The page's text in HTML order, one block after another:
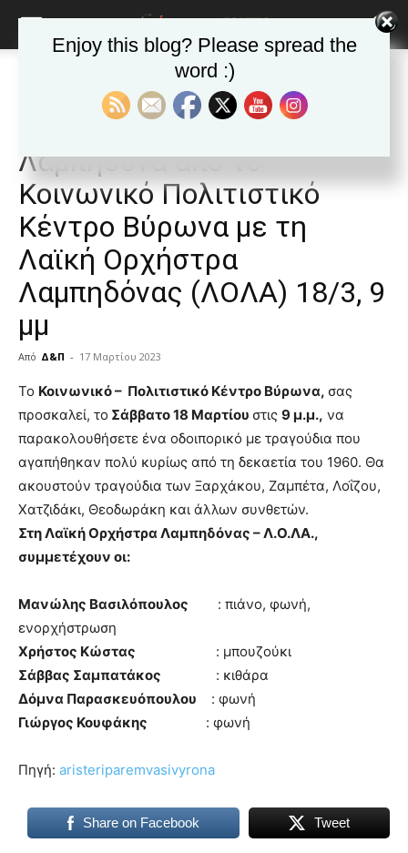
Ανακοινώσεις - Δελτία τύπου
Ανακοινώσεις - Δελτία τύπου Δημοφιλή άρθρα
Μουσική βραδιά στη
Λαμπηδόνα από το
Κοινωνικό Πολιτιστικό
Κέντρο Βύρωνα με τη
Λαϊκή Ορχήστρα
Λαμπηδόνας (ΛΟΛΑ) 18/3, 9
μμ
Από Δ&Π - 17 Μαρτίου 2023
blonde
lesbians
very
hot
cam
show.desi
xxx
lyons
teaches
the
meaning
of
pain.
pornhun
hd
porn
Το Κοινωνικό – Πολιτιστικό Κέντρο Βύρωνα, σας
προσκαλεί, το Σάββατο 18 Μαρτίου στις 9 μ.μ., να
παρακολουθήσετε ένα οδοιπορικό με τραγούδια που
αγαπήθηκαν πολύ κυρίως από τη δεκαετία του 1960. Θα
ακουστούν τραγούδια των Ξαρχάκου, Ζαμπέτα, Λοΐζου,
Χατζιδάκι, Θεοδωράκη και άλλων συνθετών.
Στη Λαϊκή Ορχήστρα Λαμπηδόνας – Λ.Ο.ΛΑ.,
συμμετέχουν οι:
Μανώλης Βασιλόπουλος : πιάνο, φωνή,
ενορχήστρωση
Χρήστος Κώστας : μπουζούκι
Σάββας Σαμπατάκος : κιθάρα
Δόμνα Παρασκευόπουλου : φωνή
Γιώργος Κουφάκης : φωνή
Πηγή: aristeriparemvasivyrona
Share on Facebook Tweet
Enjoy this blog? Please spread the
word :)